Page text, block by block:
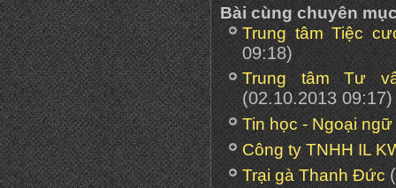
Bài cùng chuyên
Trung tâm Tiệc
09:18)
Trung tâm Tư
(02.10.2013 09:17)
Tin học - Ngoại
Công ty TNHH IL
Trại gà Thanh Đức